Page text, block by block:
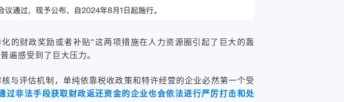
的财政奖励或者补贴”这两项措施在人力资源圈引起了巨大的轰
遍感受到了巨大压力。
与评估机制，单纯依靠税收政策和特许经营的企业必然第一个受
过非法手段获取财政返还资金的企业也会依法进行严厉打击和处